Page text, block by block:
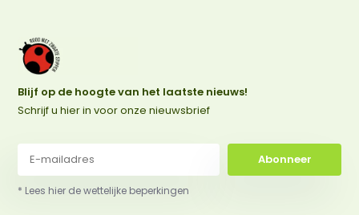
Blijf op de hoogte van het laatste nieuws!
Schrijf u hier in voor onze nieuwsbrief
Abonneer
* Lees hier de wettelijke beperkingen